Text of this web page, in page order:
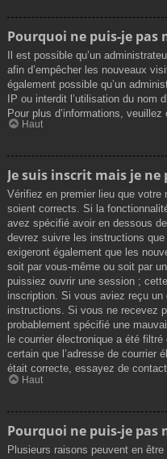
Pourquoi ne puis-je pas
Il est possible qu’un
afin d’empêcher les nouveaux
également possible qu’un
IP ou interdit l’utilisation du nom
Pour plus d’informations,
Haut
Je suis inscrit mais je
Vérifiez en premier lieu que votre
soient corrects. Si la
avez spécifié avoir en dessous
devrez suivre les instructions
exigeront également que les
soit par vous-même ou soit par
puissiez ouvrir une session ;
inscription. Si vous aviez reçu
instructions. Si vous ne recevez
probablement spécifié une
le courrier électronique a été
certain que l’adresse de courrier
était correcte, essayez de
Haut
Pourquoi ne puis-je pas
Plusieurs raisons peuvent en